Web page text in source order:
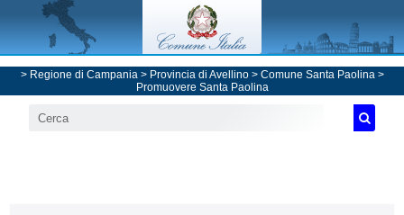
> Regione di Campania> Provincia di Avellino> Comune Santa Paolina>
Promuovere Santa Paolina